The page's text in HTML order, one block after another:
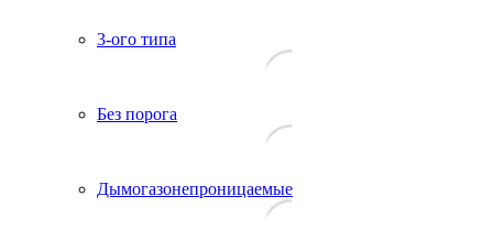
3-ого типа
Без порога
Дымогазонепроницаемые